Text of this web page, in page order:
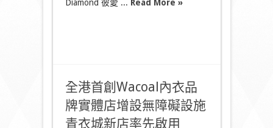
視
的
人〉
中
Diamond 彼愛 ... Read More »
全港首創Wacoal內衣品
牌實體店增設無障礙設施
青衣城新店率先啟用